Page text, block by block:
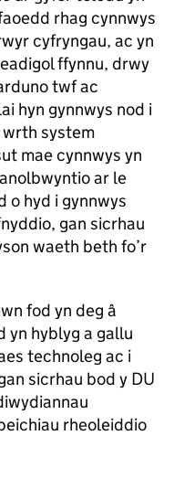
rhag cynnwys
cyfryngau, ac yn
ffynnu, drwy
twf ac
hyn gynnwys nod i
wrth system
mae cynnwys yn
ar le
o hyd i gynnwys
gan sicrhau
waeth beth fo’r
fod yn deg â
yn hyblyg a gallu
technoleg ac i
sicrhau bod y DU
rheoleiddio